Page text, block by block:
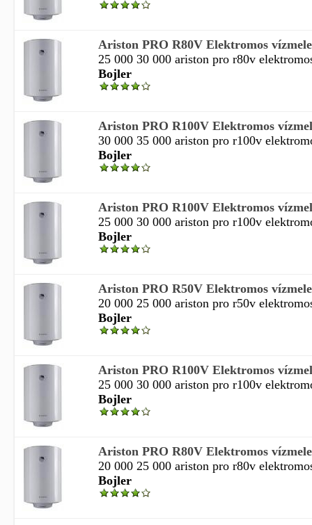
Ariston PRO R80V Elektromos
25 000 30 000 ariston pro r80v
Bojler
Ariston PRO R100V Elektromos
30 000 35 000 ariston pro r100v
Bojler
Ariston PRO R100V Elektromos
25 000 30 000 ariston pro r100v
Bojler
Ariston PRO R50V Elektromos
20 000 25 000 ariston pro r50v
Bojler
Ariston PRO R100V Elektromos
25 000 30 000 ariston pro r100v
Bojler
Ariston PRO R80V Elektromos
20 000 25 000 ariston pro r80v
Bojler